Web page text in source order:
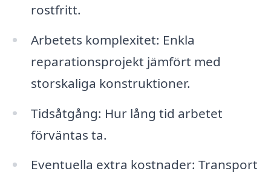
rostfritt.
Arbetets komplexitet: Enkla
reparationsprojekt jämfört med
storskaliga konstruktioner.
Tidsåtgång: Hur lång tid arbetet
förväntas ta.
Eventuella extra kostnader: Transport